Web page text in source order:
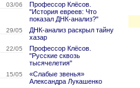
03/06
Профессор Клёсов.
"История евреев: Что
показал ДНК-анализ?"
29/05
ДНК-анализ раскрыл тайну
хазар
22/05
Профессор Клёсов.
"Русские сквозь
тысячелетия"
15/05
«Слабые звенья»
Александра Лукашенко